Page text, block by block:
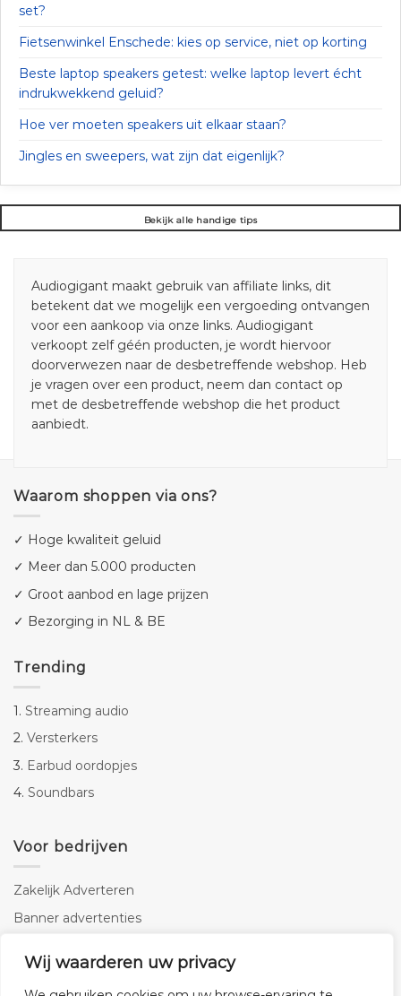
Wij waarderen uw privacy
set?
Fietsenwinkel Enschede: kies op service, niet op korting
Beste laptop speakers getest: welke laptop levert écht
indrukwekkend geluid?
Hoe ver moeten speakers uit elkaar staan?
Jingles en sweepers, wat zijn dat eigenlijk?
Bekijk alle handige tips
Audiogigant maakt gebruik van affiliate links, dit
betekent dat we mogelijk een vergoeding ontvangen
voor een aankoop via onze links. Audiogigant
verkoopt zelf géén producten, je wordt hiervoor
doorverwezen naar de desbetreffende webshop. Heb
je vragen over een product, neem dan contact op
met de desbetreffende webshop die het product
aanbiedt.
Waarom shoppen via ons?
✓ Hoge kwaliteit geluid
✓ Meer dan 5.000 producten
✓ Groot aanbod en lage prijzen
✓ Bezorging in NL & BE
Trending
1. Streaming audio
2. Versterkers
3. Earbud oordopjes
4. Soundbars
Voor bedrijven
Zakelijk Adverteren
Banner advertenties
SEO copywriting